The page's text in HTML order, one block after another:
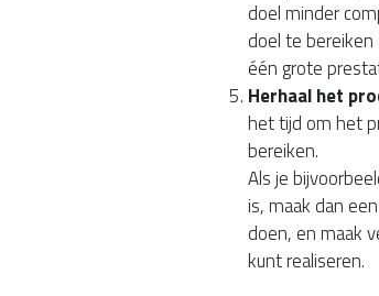
doel minder
doel te bereiken
één grote
Herhaal het
het tijd om het
bereiken.
Als je
is, maak dan
doen, en maak
kunt realiseren.